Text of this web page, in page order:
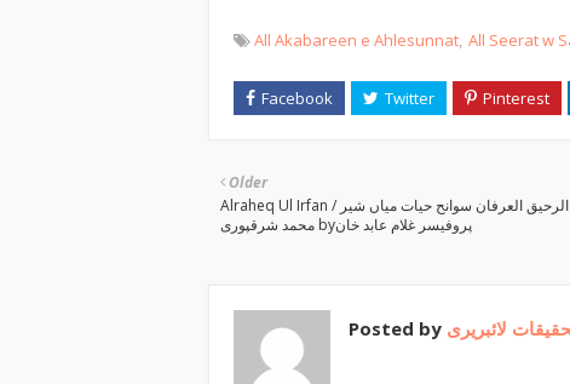
All Akabareen e Ahlesunnat All Seerat w
Older
Alraheq Ul Irfan / الرحیق العرفان سوانح حیات میاں شیر
محمد شرقپوری byپروفیسر غلام عابد خان
Posted by لائبریری